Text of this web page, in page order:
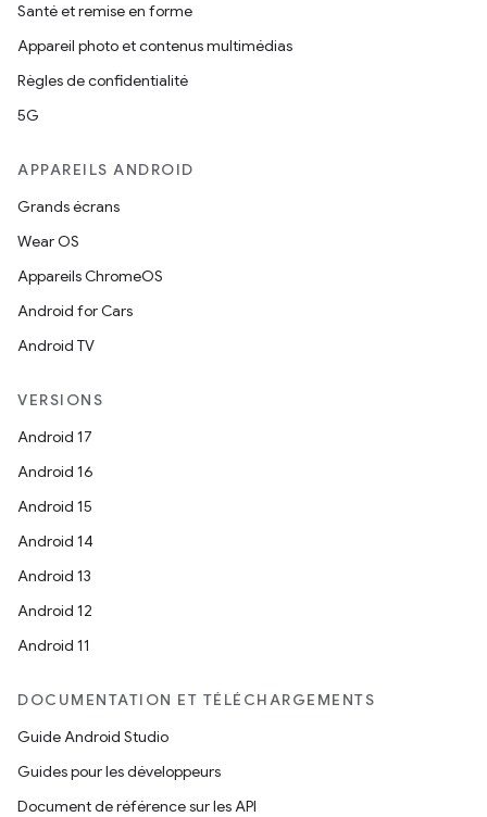
Santé et remise en forme
Appareil photo et contenus multimédias
Règles de confidentialité
5G
APPAREILS ANDROID
Grands écrans
Wear OS
Appareils ChromeOS
Android for Cars
Android TV
VERSIONS
Android 17
Android 16
Android 15
Android 14
Android 13
Android 12
Android 11
DOCUMENTATION ET TÉLÉCHARGEMENTS
Guide Android Studio
Guides pour les développeurs
Document de référence sur les API